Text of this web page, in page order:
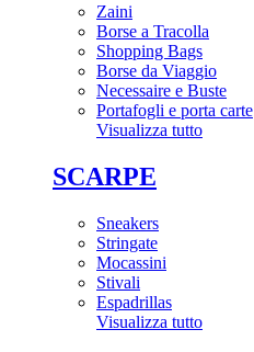
Zaini
Borse a Tracolla
Shopping Bags
Borse da Viaggio
Necessaire e Buste
Portafogli e porta carte
Visualizza tutto
SCARPE
Sneakers
Stringate
Mocassini
Stivali
Espadrillas
Visualizza tutto